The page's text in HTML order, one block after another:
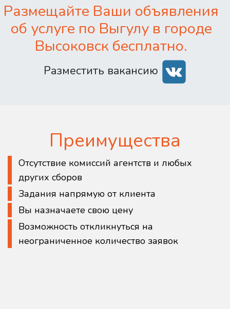
Размещайте Ваши объявления
об услуге по Выгулу в городе
Высоковск бесплатно.
Разместить вакансию
Преимущества
Отсутствие комиссий агентств и любых
других сборов
Задания напрямую от клиента
Вы назначаете свою цену
Возможность откликнуться на
неограниченное количество заявок